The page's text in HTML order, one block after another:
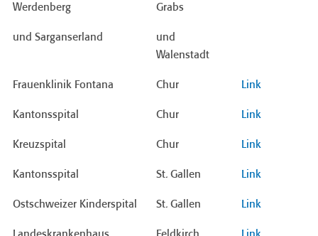
Werdenberg
Grabs
und Sarganserland
und
Walenstadt
Frauenklinik Fontana Chur Link
Kantonsspital Chur Link
Kreuzspital Chur Link
Kantonsspital St. Gallen Link
Ostschweizer Kinderspital St. Gallen Link